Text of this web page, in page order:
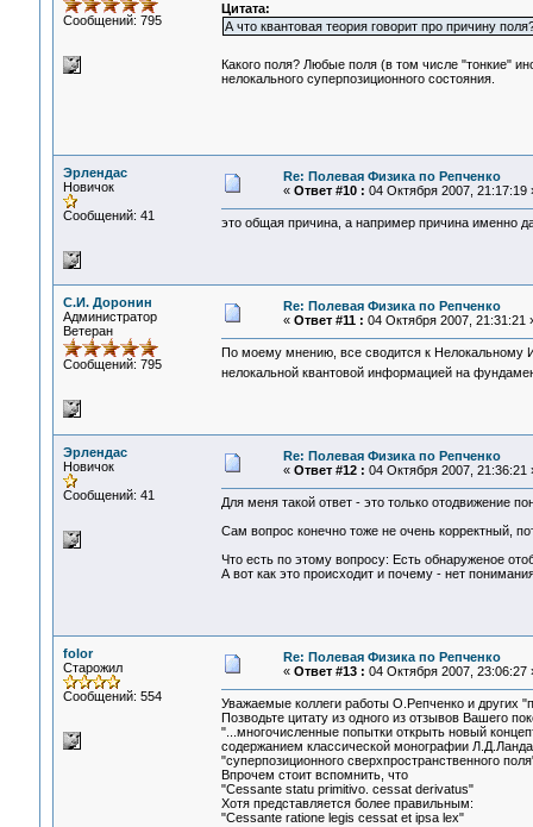
Сообщений: 795
Цитата:
А что квантовая теория говорит про причину
Какого поля? Любые поля (в том числе "тонкие"
нелокального суперпозиционного состояния.
Эрлендас
Новичок
Сообщений: 41
Re: Полевая Физика по Репченко
« Ответ #10 : 04 Октября 2007, 21:17:19
это общая причина, а например причина именно
С.И. Доронин
Администратор
Ветеран
Сообщений: 795
Re: Полевая Физика по Репченко
« Ответ #11 : 04 Октября 2007, 21:31:21
По моему мнению, все сводится к Нелокальному
нелокальной квантовой информацией на
Эрлендас
Новичок
Сообщений: 41
Re: Полевая Физика по Репченко
« Ответ #12 : 04 Октября 2007, 21:36:21
Для меня такой ответ - это только отодвижение
Сам вопрос конечно тоже не очень корректный,
Что есть по этому вопросу: Есть обнаруженое
А вот как это происходит и почему - нет
folor
Старожил
Сообщений: 554
Re: Полевая Физика по Репченко
« Ответ #13 : 04 Октября 2007, 23:06:27
Уважаемые коллеги работы О.Репченко и других
Позводьте цитату из одного из отзывов Вашего
"...многочисленные попытки открыть новый
содержанием классической монографии
"суперпозиционного сверхпространственного
Впрочем стоит вспомнить, что
"Cessante statu primitivo. cessat derivatus"
Хотя представляется более правильным:
"Cessante ratione legis cessat et ipsa lex"